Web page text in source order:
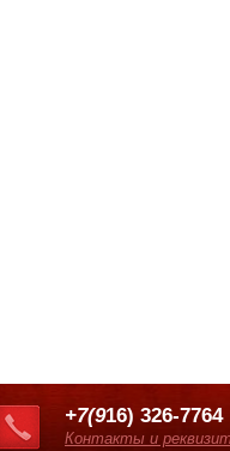
+7(916) 326-7764
Контакты и